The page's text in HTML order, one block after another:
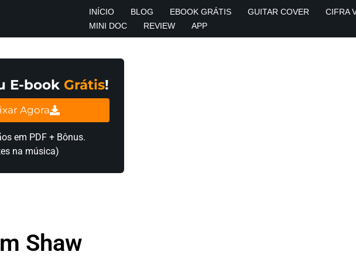
INÍCIO BLOG EBOOK GRÁTIS GUITAR COVER CIFRA
MINI DOC
REVIEW APP
E-book Grátis!
Agora
em PDF + Bônus.
na música)
Shaw